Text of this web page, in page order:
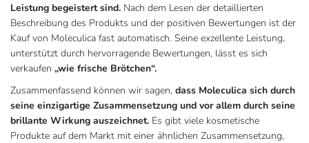
Leistung begeistert sind. Nach dem Lesen der detaillierten
Beschreibung des Produkts und der positiven Bewertungen ist der
Kauf von Moleculica fast automatisch. Seine exzellente Leistung,
unterstützt durch hervorragende Bewertungen, lässt es sich
verkaufen „wie frische Brötchen“.
Zusammenfassend können wir sagen, dass Moleculica sich durch
seine einzigartige Zusammensetzung und vor allem durch seine
brillante Wirkung auszeichnet. Es gibt viele kosmetische
Produkte auf dem Markt mit einer ähnlichen Zusammensetzung,